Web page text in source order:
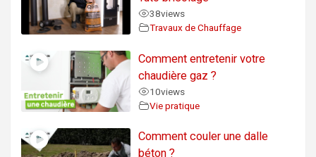
38views
Travaux de Chauffage
Comment entretenir votre
chaudière gaz ?
10views
Vie pratique
Comment couler une dalle
béton ?